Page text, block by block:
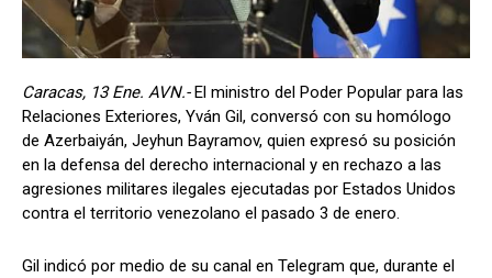
Caracas, 13 Ene. AVN.-El ministro del Poder Popular para las
Relaciones Exteriores, Yván Gil, conversó con su homólogo
de Azerbaiyán, Jeyhun Bayramov, quien expresó su posición
en la defensa del derecho internacional y en rechazo a las
agresiones militares ilegales ejecutadas por Estados Unidos
contra el territorio venezolano el pasado 3 de enero.
Gil indicó por medio de su canal en Telegram que, durante el